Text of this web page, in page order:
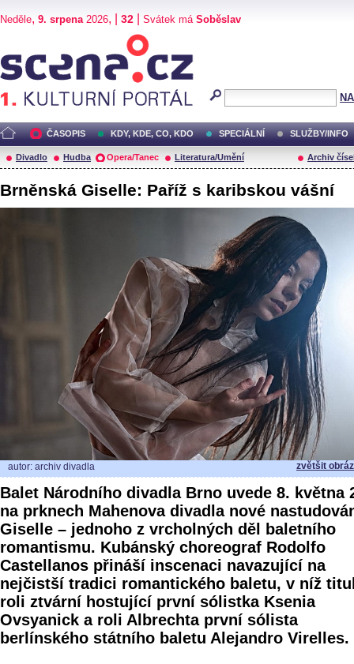
Neděle, 9. srpena2026, | 32 Svátek má Soběslav
ČASOPIS KDY, KDE, CO, KDO SPECIÁLNÍ SLUŽBY/INFO
Divadlo Hudba Opera/Tanec Literatura/Umění Archiv
Brněnská Giselle: Paříž s karibskou vášní
autor: archiv divadla zvětšit
Balet Národního divadla Brno uvede 8. května
na prknech Mahenova divadla nové
Giselle – jednoho z vrcholných děl baletního
romantismu. Kubánský choreograf Rodolfo
Castellanos přináší inscenaci navazující na
nejčistší tradici romantického baletu, v níž
roli ztvární hostující první sólistka Ksenia
Ovsyanick a roli Albrechta první sólista
berlínského státního baletu Alejandro Virelles.